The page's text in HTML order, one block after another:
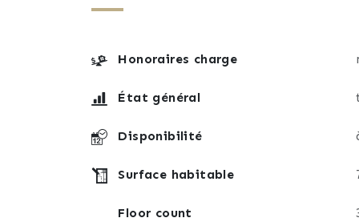
Honoraires charge
État général
Disponibilité
Surface habitable
Floor count